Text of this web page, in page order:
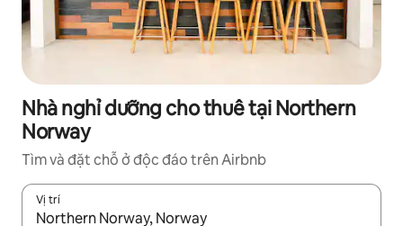
Nhà nghỉ dưỡng cho thuê tại Northern
Norway
Tìm và đặt chỗ ở độc đáo trên Airbnb
Vị trí
Khi có kết quả, hãy điều hướng bằng phím mũi tên lên và